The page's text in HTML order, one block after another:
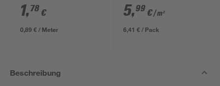
1,78 €
0,89 € / Meter
ungeschliffen 1690 x
634 x 12 mm
5,99 €/ m²
6,41 € / Pack
Beschreibung